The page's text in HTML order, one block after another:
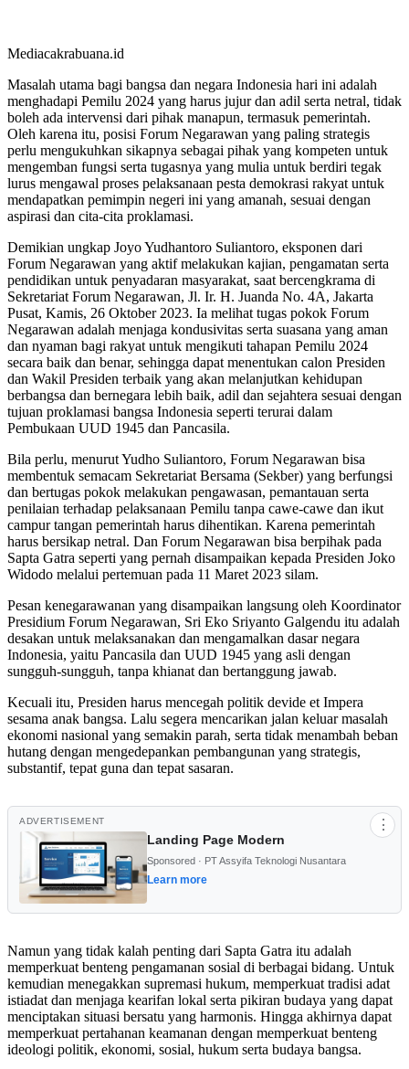
Mediacakrabuana.id
Masalah utama bagi bangsa dan negara Indonesia hari ini adalah
menghadapi Pemilu 2024 yang harus jujur dan adil serta netral, tidak
boleh ada intervensi dari pihak manapun, termasuk pemerintah.
Oleh karena itu, posisi Forum Negarawan yang paling strategis
perlu mengukuhkan sikapnya sebagai pihak yang kompeten untuk
mengemban fungsi serta tugasnya yang mulia untuk berdiri tegak
lurus mengawal proses pelaksanaan pesta demokrasi rakyat untuk
mendapatkan pemimpin negeri ini yang amanah, sesuai dengan
aspirasi dan cita-cita proklamasi.
Demikian ungkap Joyo Yudhantoro Suliantoro, eksponen dari
Forum Negarawan yang aktif melakukan kajian, pengamatan serta
pendidikan untuk penyadaran masyarakat, saat bercengkrama di
Sekretariat Forum Negarawan, Jl. Ir. H. Juanda No. 4A, Jakarta
Pusat, Kamis, 26 Oktober 2023. Ia melihat tugas pokok Forum
Negarawan adalah menjaga kondusivitas serta suasana yang aman
dan nyaman bagi rakyat untuk mengikuti tahapan Pemilu 2024
secara baik dan benar, sehingga dapat menentukan calon Presiden
dan Wakil Presiden terbaik yang akan melanjutkan kehidupan
berbangsa dan bernegara lebih baik, adil dan sejahtera sesuai dengan
tujuan proklamasi bangsa Indonesia seperti terurai dalam
Pembukaan UUD 1945 dan Pancasila.
Bila perlu, menurut Yudho Suliantoro, Forum Negarawan bisa
membentuk semacam Sekretariat Bersama (Sekber) yang berfungsi
dan bertugas pokok melakukan pengawasan, pemantauan serta
penilaian terhadap pelaksanaan Pemilu tanpa cawe-cawe dan ikut
campur tangan pemerintah harus dihentikan. Karena pemerintah
harus bersikap netral. Dan Forum Negarawan bisa berpihak pada
Sapta Gatra seperti yang pernah disampaikan kepada Presiden Joko
Widodo melalui pertemuan pada 11 Maret 2023 silam.
Pesan kenegarawanan yang disampaikan langsung oleh Koordinator
Presidium Forum Negarawan, Sri Eko Sriyanto Galgendu itu adalah
desakan untuk melaksanakan dan mengamalkan dasar negara
Indonesia, yaitu Pancasila dan UUD 1945 yang asli dengan
sungguh-sungguh, tanpa khianat dan bertanggung jawab.
Kecuali itu, Presiden harus mencegah politik devide et Impera
sesama anak bangsa. Lalu segera mencarikan jalan keluar masalah
ekonomi nasional yang semakin parah, serta tidak menambah beban
hutang dengan mengedepankan pembangunan yang strategis,
substantif, tepat guna dan tepat sasaran.
ADVERTISEMENT ⋮
Landing Page Modern
Sponsored · PT Assyifa Teknologi Nusantara
Learn more
Namun yang tidak kalah penting dari Sapta Gatra itu adalah
memperkuat benteng pengamanan sosial di berbagai bidang. Untuk
kemudian menegakkan supremasi hukum, memperkuat tradisi adat
istiadat dan menjaga kearifan lokal serta pikiran budaya yang dapat
menciptakan situasi bersatu yang harmonis. Hingga akhirnya dapat
memperkuat pertahanan keamanan dengan memperkuat benteng
ideologi politik, ekonomi, sosial, hukum serta budaya bangsa.